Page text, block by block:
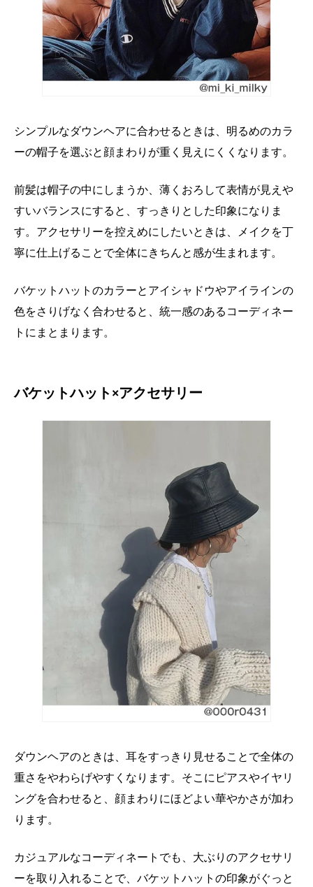
シンプルなダウンヘアに合わせるときは、明るめのカラ
ーの帽子を選ぶと顔まわりが重く見えにくくなります。
前髪は帽子の中にしまうか、薄くおろして表情が見えや
すいバランスにすると、すっきりとした印象になりま
す。アクセサリーを控えめにしたいときは、メイクを丁
寧に仕上げることで全体にきちんと感が生まれます。
バケットハットのカラーとアイシャドウやアイラインの
色をさりげなく合わせると、統一感のあるコーディネー
トにまとまります。
バケットハット×アクセサリー
ダウンヘアのときは、耳をすっきり見せることで全体の
重さをやわらげやすくなります。そこにピアスやイヤリ
ングを合わせると、顔まわりにほどよい華やかさが加わ
ります。
カジュアルなコーディネートでも、大ぶりのアクセサリ
ーを取り入れることで、バケットハットの印象がぐっと